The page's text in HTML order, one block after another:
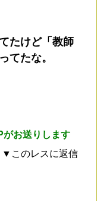
たけど「教師
てたな。
がお送りします
▼このレスに返信